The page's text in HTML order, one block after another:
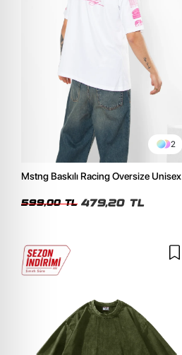
2
Mstng Baskılı Racing Oversize Unisex
599,00 TL 479,20 TL